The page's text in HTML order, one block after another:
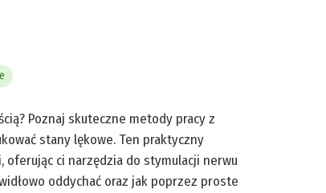
Poznaj skuteczne metody pracy z
stany lękowe. Ten praktyczny
oferując ci narzędzia do stymulacji nerwu
oddychać oraz jak poprzez proste